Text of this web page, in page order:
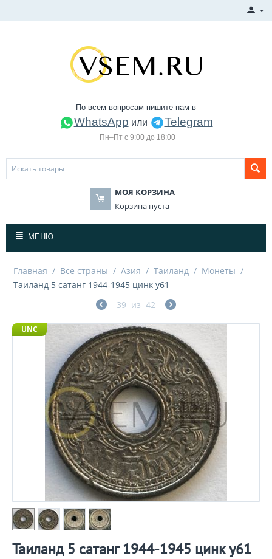
По всем вопросам пишите нам в
WhatsApp или Telegram
Пн–Пт с 9:00 до 18:00
МОЯ КОРЗИНА
Корзина пуста
МЕНЮ
Главная / Все страны / Азия / Таиланд / Монеты /
Таиланд 5 сатанг 1944-1945 цинк y61
39 из 42
UNC
Таиланд 5 сатанг 1944-1945 цинк y61